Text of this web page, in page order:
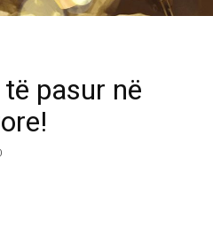
pasur në